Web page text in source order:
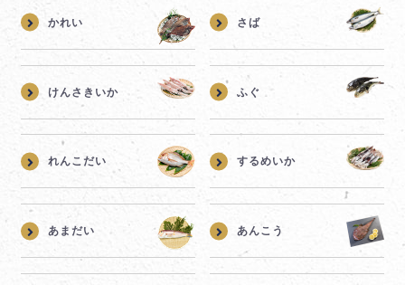
かれい さば
けんさきいか ふぐ
れんこだい するめいか
あまだい あんこう